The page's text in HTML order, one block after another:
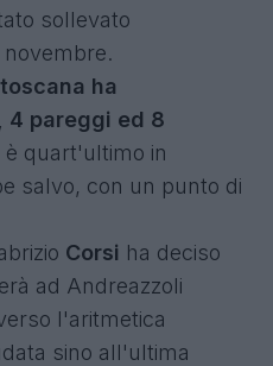
sollevato
ha
4 pareggi ed 8
è quart'ultimo in
salvo, con un punto di
Corsi ha deciso
ad Andreazzoli
l'aritmetica
sino all'ultima